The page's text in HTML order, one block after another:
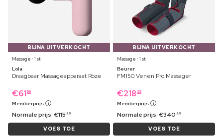
BIJNA UITVERKOCHT
Massage ⋅ 1 st
Lola
Draagbaar Massageapparaat Roze
€61 99
Memberprijs
Normale prijs:€115 99
VOEG TOE
BIJNA UITVERKOCHT
Massage ⋅ 1 st
Beurer
FM150 Venen Pro Massager
€218 29
Memberprijs
Normale prijs:€340 99
VOEG TOE